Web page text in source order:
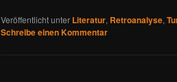
Veröffentlicht unter Literatur, Retroanalyse,
Schreibe einen Kommentar